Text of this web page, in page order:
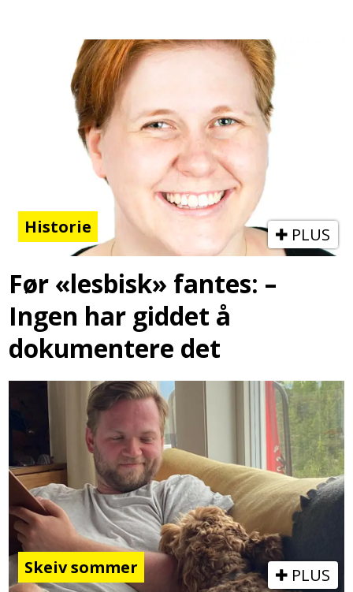
Historie PLUS
Før «lesbisk» fantes: –
Ingen har giddet å
dokumentere det
Skeiv sommer PLUS